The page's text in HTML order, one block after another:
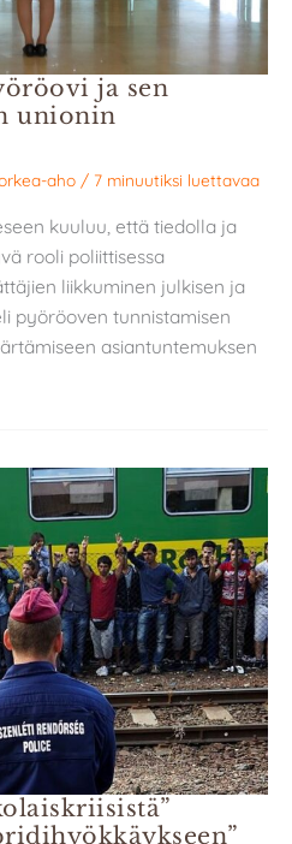
ja sen
unionin
aho / 7 minuutiksi luettavaa
kuuluu, että tiedolla ja
rooli poliittisessa
liikkuminen julkisen ja
pyöröoven tunnistamisen
asiantuntemuksen